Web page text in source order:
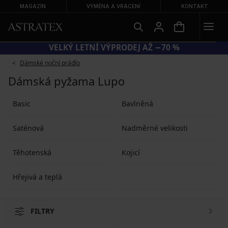
MAGAZÍN VÝMĚNA A VRÁCENÍ KONTAKT
VELKÝ LETNÍ VÝPRODEJ AŽ −70 %
Dámské noční prádlo
Dámská pyžama Lupo
Basic Bavlněná
Saténová Nadměrné velikosti
Těhotenská Kojicí
Hřejivá a teplá
FILTRY